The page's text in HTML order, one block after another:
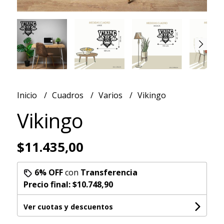
Inicio Cuadros Varios Vikingo
Vikingo
$11.435,00
6% OFFcon Transferencia
Precio final:$10.748,90
Ver cuotas y descuentos